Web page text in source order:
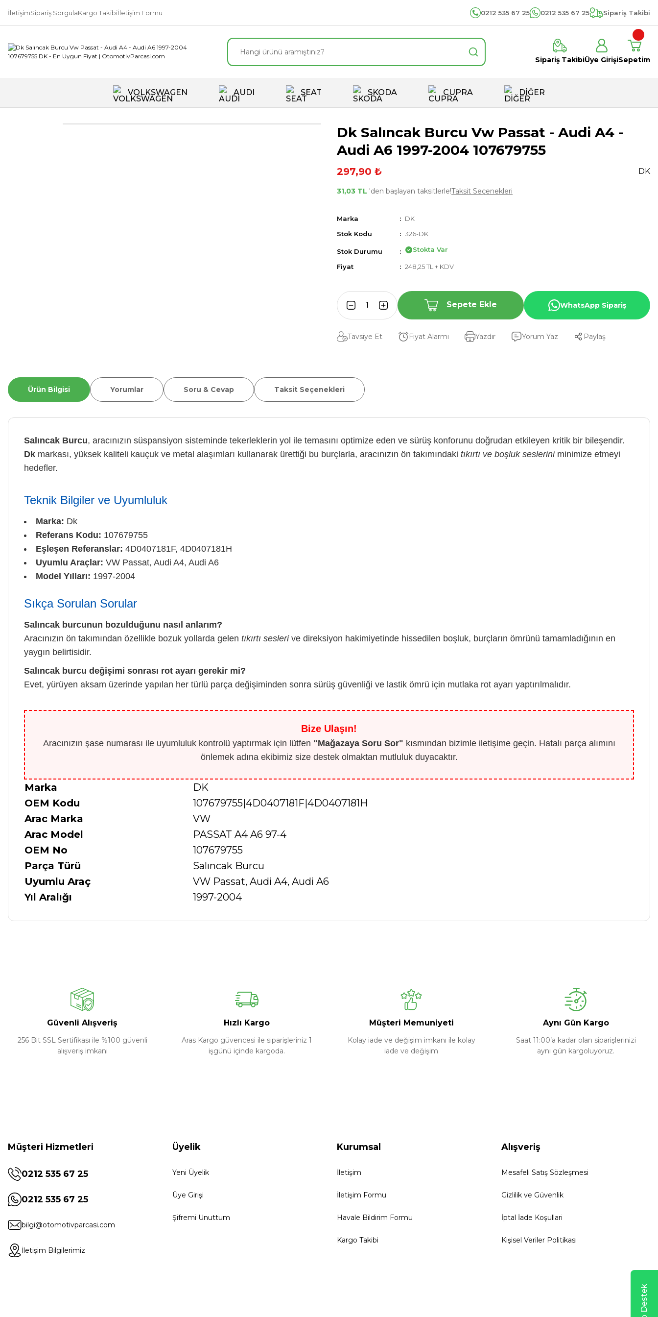
İletişimSipariş SorgulaKargo Takibiİletişim Formu 0212 535 67 25 0212 535 67 25 Sipariş Takibi
Sipariş TakibiÜye GirişiSepetim
VOLKSWAGEN AUDI SEAT SKODA CUPRA DİĞER
Dk Salıncak Burcu Vw Passat - Audi A4 -
Audi A6 1997-2004 107679755
297,90 ₺ DK
31,03 TL 'den başlayan taksitlerle!Taksit Seçenekleri
Marka
DK
Stok Kodu
326-DK
Stok Durumu Stokta Var
Fiyat 248,25 TL + KDV
Sepete Ekle WhatsApp Sipariş
Tavsiye Et Fiyat Alarmı Yazdır Yorum Yaz Paylaş
Ürün Bilgisi Yorumlar Soru & Cevap Taksit Seçenekleri
Salıncak Burcu, aracınızın süspansiyon sisteminde tekerleklerin yol ile temasını optimize eden ve sürüş konforunu doğrudan etkileyen kritik bir bileşendir.
Dk markası, yüksek kaliteli kauçuk ve metal alaşımları kullanarak ürettiği bu burçlarla, aracınızın ön takımındaki tıkırtı ve boşluk sesleriniminimize etmeyi
hedefler.
Teknik Bilgiler ve Uyumluluk
Marka: Dk
Referans Kodu: 107679755
Eşleşen Referanslar: 4D0407181F, 4D0407181H
Uyumlu Araçlar: VW Passat, Audi A4, Audi A6
Model Yılları: 1997-2004
Sıkça Sorulan Sorular
Salıncak burcunun bozulduğunu nasıl anlarım?
Aracınızın ön takımından özellikle bozuk yollarda gelen tıkırtı seslerive direksiyon hakimiyetinde hissedilen boşluk, burçların ömrünü tamamladığının en
yaygın belirtisidir.
Salıncak burcu değişimi sonrası rot ayarı gerekir mi?
Evet, yürüyen aksam üzerinde yapılan her türlü parça değişiminden sonra sürüş güvenliği ve lastik ömrü için mutlaka rot ayarı yaptırılmalıdır.
Bize Ulaşın!
Aracınızın şase numarası ile uyumluluk kontrolü yaptırmak için lütfen "Mağazaya Soru Sor" kısmından bizimle iletişime geçin. Hatalı parça alımını
önlemek adına ekibimiz size destek olmaktan mutluluk duyacaktır.
Marka
DK
OEM Kodu
107679755|4D0407181F|4D0407181H
Arac Marka
VW
Arac Model
PASSAT A4 A6 97-4
OEM No
107679755
Parça Türü
Salıncak Burcu
Uyumlu Araç
VW Passat, Audi A4, Audi A6
Yıl Aralığı
1997-2004
Güvenli Alışveriş
256 Bit SSL Sertifikası ile %100 güvenli
alışveriş imkanı
Hızlı Kargo
Aras Kargo güvencesi ile siparişleriniz 1
işgünü içinde kargoda.
Müşteri Memuniyeti
Kolay iade ve değişim imkanı ile kolay
iade ve değişim
Aynı Gün Kargo
Saat 11:00’a kadar olan siparişlerinizi
aynı gün kargoluyoruz.
Müşteri Hizmetleri
0212 535 67 25
0212 535 67 25
bilgi@otomotivparcasi.com
İletişim Bilgilerimiz
Üyelik
Yeni Üyelik
Üye Girişi
Şifremi Unuttum
Kurumsal
İletişim
İletişim Formu
Havale Bildirim Formu
Kargo Takibi
Alışveriş
Mesafeli Satış Sözleşmesi
Gizlilik ve Güvenlik
İptal İade Koşullari
Kişisel Veriler Politikası